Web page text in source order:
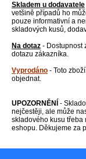
Skladem u dodavatele
vetšině případů ho
pouze informativní a
skladových kusů,
Na dotaz - Dostupnost
dotazu zákazníka.
Vyprodáno - Toto
objednat.
UPOZORNĚNÍ -
nejčestěji, ale může
skladového kusu třeba
eshopu. Děkujeme za